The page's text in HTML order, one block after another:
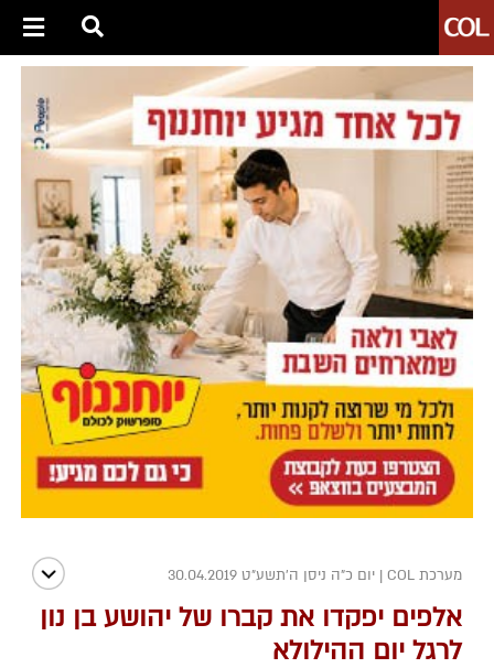
מערכת COL | יום כ"ה ניסן ה׳תשע״ט 30.04.2019
אלפים יפקדו את קברו של יהושע בן נון
לרגל יום ההילולא